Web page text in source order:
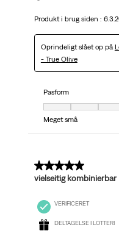
Produkt i brug siden :
Oprindeligt slået op på
- True Olive
Pasform
Pasform, 4 ud af 7,
Meget små
5 ud af 5 stjerner.
vielseitig kombinierbar
VERIFICERET
DELTAGELSE I LOTTERI